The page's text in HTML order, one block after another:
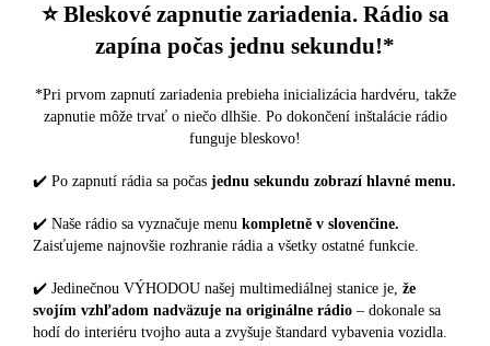
⭐️ Bleskové zapnutie zariadenia. Rádio sa
zapína počas jednu sekundu!*
*Pri prvom zapnutí zariadenia prebieha inicializácia hardvéru, takže
zapnutie môže trvať o niečo dlhšie. Po dokončení inštalácie rádio
funguje bleskovo!
✔️ Po zapnutí rádia sa počas jednu sekundu zobrazí hlavné menu.
✔️ Naše rádio sa vyznačuje menu kompletně v slovenčine.
Zaisťujeme najnovšie rozhranie rádia a všetky ostatné funkcie.
✔️ Jedinečnou VÝHODOU našej multimediálnej stanice je, že
svojím vzhľadom nadväzuje na originálne rádio – dokonale sa
hodí do interiéru tvojho auta a zvyšuje štandard vybavenia vozidla.